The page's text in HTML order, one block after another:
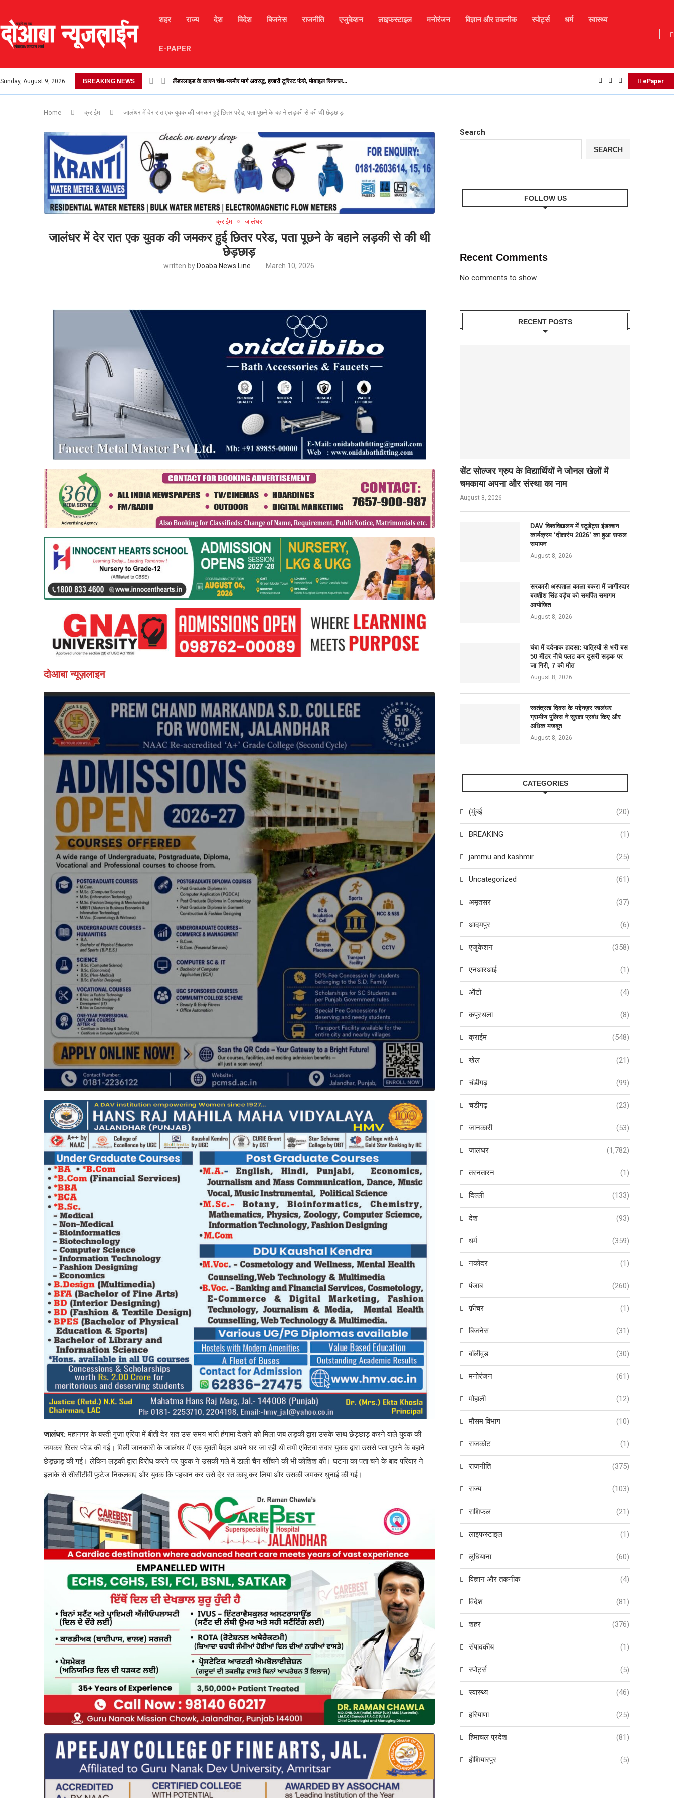
शहर राज्य देश विदेश बिजनेस राजनीति एजुकेशन लाइफस्टाइल मनोरंजन विज्ञान और तकनीक स्पोर्ट्स धर्म स्वास्थ्य
E-PAPER
Sunday, August 9, 2026 BREAKING NEWS लैंडस्लाइड के कारण चंबा-भरमौर मार्ग अवरुद्ध, हजारों टूरिस्ट फंसे, मोबाइल सिगनल... Daily Horoscope : मकर राशि बालों को व्यवसाय में आज नए...
ePaper
Home क्राईम जालंधर में देर रात एक युवक की जमकर हुई छितर परेड, पता पूछने के बहाने लड़की से की थी छेड़छाड़
क्राईम जालंधर
जालंधर में देर रात एक युवक की जमकर हुई छितर परेड, पता पूछने के बहाने लड़की से की थी
छेड़छाड़
written by Doaba News Line March 10, 2026
दोआबा न्यूज़लाइन
जालंधर:महानगर के बस्ती गुजां एरिया में बीती देर रात उस समय भारी हंगामा देखने को मिला जब लड़की द्वारा उसके साथ छेड़छाड़ करने वाले युवक की
जमकर छितर परेड की गई। मिली जानकारी के जालंधर में एक युवती पैदल अपने घर जा रही थी तभी एक्टिवा सवार युवक द्वारा उससे पता पूछने के बहाने
छेड़छाड़ की गई। लेकिन लड़की द्वारा विरोध करने पर युवक ने उसकी गले में डाली चैन खींचने की भी कोशिश की। घटना का पता चने के बाद परिवार ने
इलाके से सीसीटीवी फुटेज निकलवाए और युवक कि पहचान कर उसे देर रत काबू कर लिया और उसकी जमकर धुनाई की गई।
Search
SEARCH
FOLLOW US
Recent Comments
No comments to show.
RECENT POSTS
सेंट सोल्जर ग्रुप के विद्यार्थियों ने जोनल खेलों में
चमकाया अपना और संस्था का नाम
August 8, 2026
DAV विश्वविद्यालय में स्टूडेंट्स इंडक्शन
कार्यक्रम ‘दीक्षारंभ 2026’ का हुआ सफल
समापन
August 8, 2026
सरकारी अस्पताल काला बकरा में जागीरदार
बख्शीश सिंह वड़ैच को समर्पित समागम
आयोजित
August 8, 2026
चंबा में दर्दनाक हादसा: यात्रियों से भरी बस
50 मीटर नीचे पलट कर दूसरी सड़क पर
जा गिरी, 7 की मौत
August 8, 2026
स्वतंत्रता दिवस के मद्देनज़र जालंधर
ग्रामीण पुलिस ने सुरक्षा प्रबंध किए और
अधिक मजबूत
August 8, 2026
CATEGORIES
(मुंबई (20)
BREAKING (1)
jammu and kashmir (25)
Uncategorized (61)
अमृतसर (37)
आदमपुर (6)
एजुकेशन (358)
एनआरआई (1)
ऑटो (4)
कपूरथला (8)
क्राईम (548)
खेल (21)
चंडीगढ़ (99)
चंडीगढ़ (23)
जानकारी (53)
जालंधर (1,782)
तरनतारन (1)
दिल्ली (133)
देश (93)
धर्म (359)
नकोदर (1)
पंजाब (260)
फ़ीचर (1)
बिजनेस (31)
बॉलीवुड (30)
मनोरंजन (61)
मोहाली (12)
मौसम विभाग (10)
राजकोट (1)
राजनीति (375)
राज्य (103)
राशिफल (21)
लाइफस्टाइल (1)
लुधियाना (60)
विज्ञान और तकनीक (4)
विदेश (81)
शहर (376)
संपादकीय (1)
स्पोर्ट्स (5)
स्वास्थ्य (46)
हरियाणा (25)
हिमाचल प्रदेश (81)
होशियारपुर (5)